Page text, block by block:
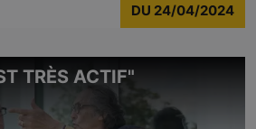
DU 24/04/2024
TRÈS ACTIF"